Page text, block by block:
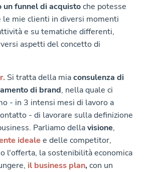
un funnel di acquistoche potesse
le mie clienti in diversi momenti
e su tematiche differenti,
aspetti del concetto di
Si tratta della miaconsulenza di
di brand, nella quale ci
- in 3 intensi mesi di lavoro a
- di lavorare sulla definizione
Parliamo dellavisione,
ideale e delle competitor,
l'offerta, la sostenibilità economica
il business plan,con un